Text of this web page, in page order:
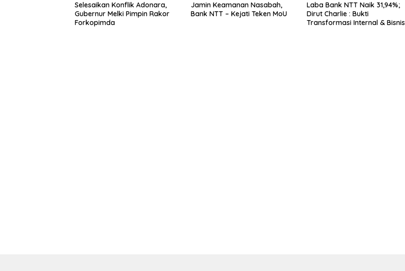
Selesaikan Konflik Adonara,
Gubernur Melki Pimpin Rakor
Forkopimda
Jamin Keamanan Nasabah,
Bank NTT – Kejati Teken MoU
Laba Bank NTT Naik 31,94%;
Dirut Charlie : Bukti
Transformasi Internal & Bisnis